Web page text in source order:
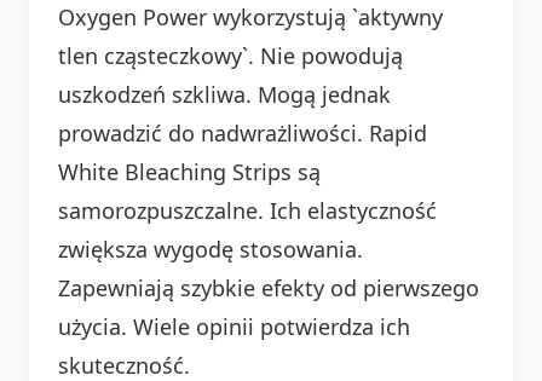
Oxygen Power wykorzystują `aktywny
tlen cząsteczkowy`. Nie powodują
uszkodzeń szkliwa. Mogą jednak
prowadzić do nadwrażliwości. Rapid
White Bleaching Strips są
samorozpuszczalne. Ich elastyczność
zwiększa wygodę stosowania.
Zapewniają szybkie efekty od pierwszego
użycia. Wiele opinii potwierdza ich
skuteczność.